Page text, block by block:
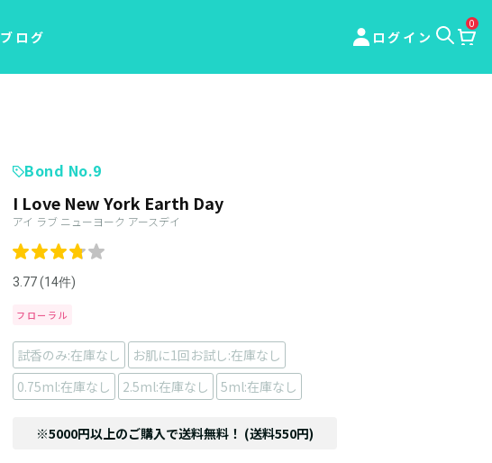
ブログ ログイン
0
Bond No.9
I Love New York Earth Day
アイ ラブ ニューヨーク アースデイ
3.77 (14件)
フローラル
試香のみ:在庫なし
お肌に1回お試し:在庫なし
0.75ml:在庫なし
2.5ml:在庫なし 5ml:在庫なし
※5000円以上のご購入で送料無料！ (送料550円)